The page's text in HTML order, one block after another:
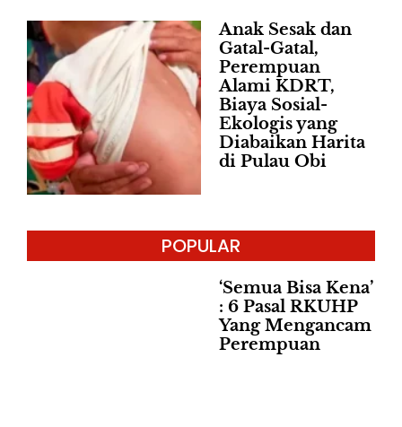
Anak Sesak dan
Gatal-Gatal,
Perempuan
Alami KDRT,
Biaya Sosial-
Ekologis yang
Diabaikan Harita
di Pulau Obi
POPULAR
‘Semua Bisa Kena’
: 6 Pasal RKUHP
Yang Mengancam
Perempuan